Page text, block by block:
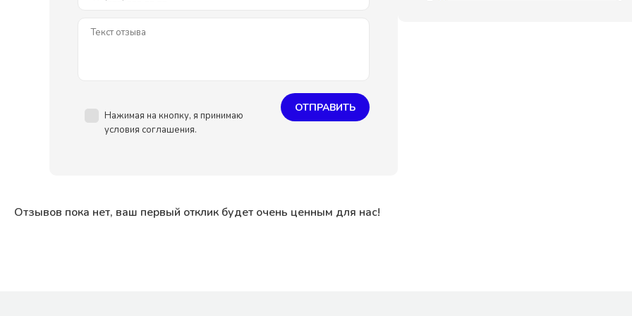
Нажимая на кнопку, я принимаю
условия соглашения.
ОТПРАВИТЬ
Отзывов пока нет, ваш первый отклик будет очень ценным для нас!